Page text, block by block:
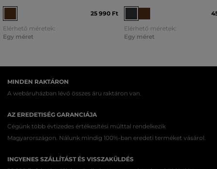
25 990 Ft
Elérhető méretek:
Egy méret
Elérhető méretek:
Egy méret
MINDEN RAKTÁRON
A webáruházban lévő összes áru raktáron van.
AZ EREDETISÉG GARANCIÁJA
Cégünk több évtizedes értékesítési múlttal rendelkezik
Magyarországon. Nálunk mindig 100%-ban eredeti terméket vásárol.
INGYENES SZÁLLÍTÁST ÉS VISSZAKÜLDÉS